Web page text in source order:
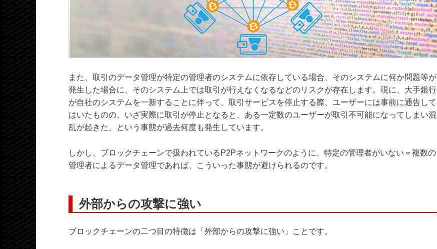
また、取引のデータ管理が特定の管理者のシステムに依存している場合、そのシステムに何か問題等が
発生した場合に、そのシステム上では取引が行えなくなるなどのリスクが存在します。現に、大手銀行
が自社のシステムを一新することに伴って、取引サービスを停止する際、ユーザーには事前に通告して
はいたものの、いざ実際に取引が停止となると、ある一定数のユーザーが取引不可能になってしまい混
乱が起きた、という事態が過去何度も発生しています。
しかし、ブロックチェーンで扱われているP2Pネットワークのように、特定の管理者がいない＝複数の
管理者によるデータ管理であれば、こういった事態が避けられるのです。
外部からの攻撃に強い
ブロックチェーンの二つ目の特徴は「外部からの攻撃に強い」ことです。